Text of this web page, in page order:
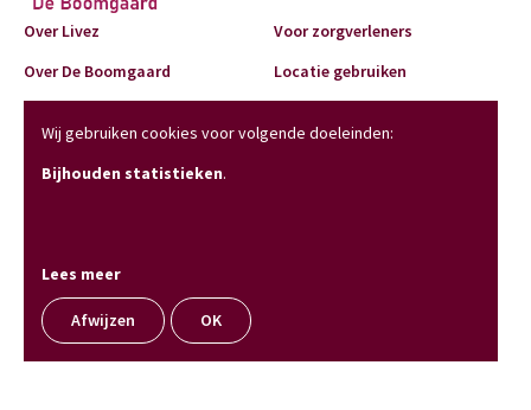
Over Livez
Over De Boomgaard
Voor zorgverleners
Locatie gebruiken
Op de hoogte blijven?
Blijf op de hoogte van onze aciviteiten en plannen.
Wij gebruiken cookies voor volgende doeleinden:
Bijhouden statistieken.
Lees meer
Afwijzen OK